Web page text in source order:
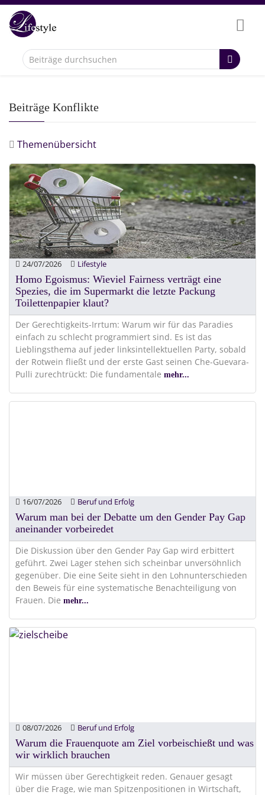
Beiträge Konflikte
Themenübersicht
24/07/2026 Lifestyle
Homo Egoismus: Wieviel Fairness verträgt eine
Spezies, die im Supermarkt die letzte Packung
Toilettenpapier klaut?
Der Gerechtigkeits-Irrtum: Warum wir für das Paradies
einfach zu schlecht programmiert sind. Es ist das
Lieblingsthema auf jeder linksintellektuellen Party, sobald
der Rotwein fließt und der erste Gast seinen Che-Guevara-
Pulli zurechtrückt: Die fundamentale mehr...
16/07/2026 Beruf und Erfolg
Warum man bei der Debatte um den Gender Pay Gap
aneinander vorbeiredet
Die Diskussion über den Gender Pay Gap wird erbittert
geführt. Zwei Lager stehen sich scheinbar unversöhnlich
gegenüber. Die eine Seite sieht in den Lohnunterschieden
den Beweis für eine systematische Benachteiligung von
Frauen. Die mehr...
08/07/2026 Beruf und Erfolg
Warum die Frauenquote am Ziel vorbeischießt und was
wir wirklich brauchen
Wir müssen über Gerechtigkeit reden. Genauer gesagt
über die Frage, wie man Spitzenpositionen in Wirtschaft,